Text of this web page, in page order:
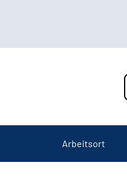
Arbeitsort